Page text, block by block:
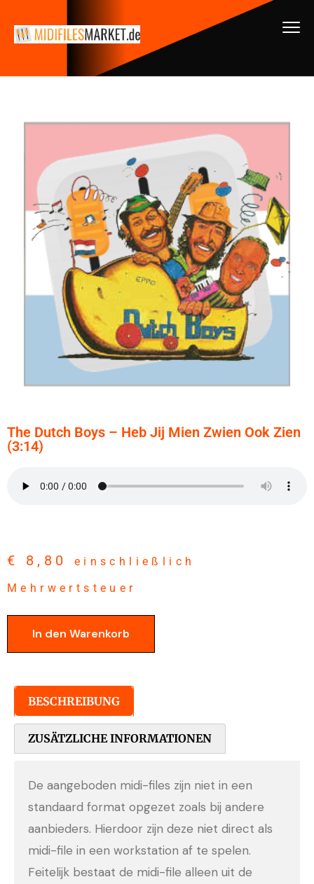
The Dutch Boys – Heb Jij Mien Zwien Ook Zien
(3:14)
€ 8,80
einschließlich
Mehrwertsteuer
In den Warenkorb
BESCHREIBUNG
ZUSÄTZLICHE INFORMATIONEN
De aangeboden midi-files zijn niet in een
standaard format opgezet zoals bij andere
aanbieders. Hierdoor zijn deze niet direct als
midi-file in een workstation af te spelen.
Feitelijk bestaat de midi-file alleen uit de